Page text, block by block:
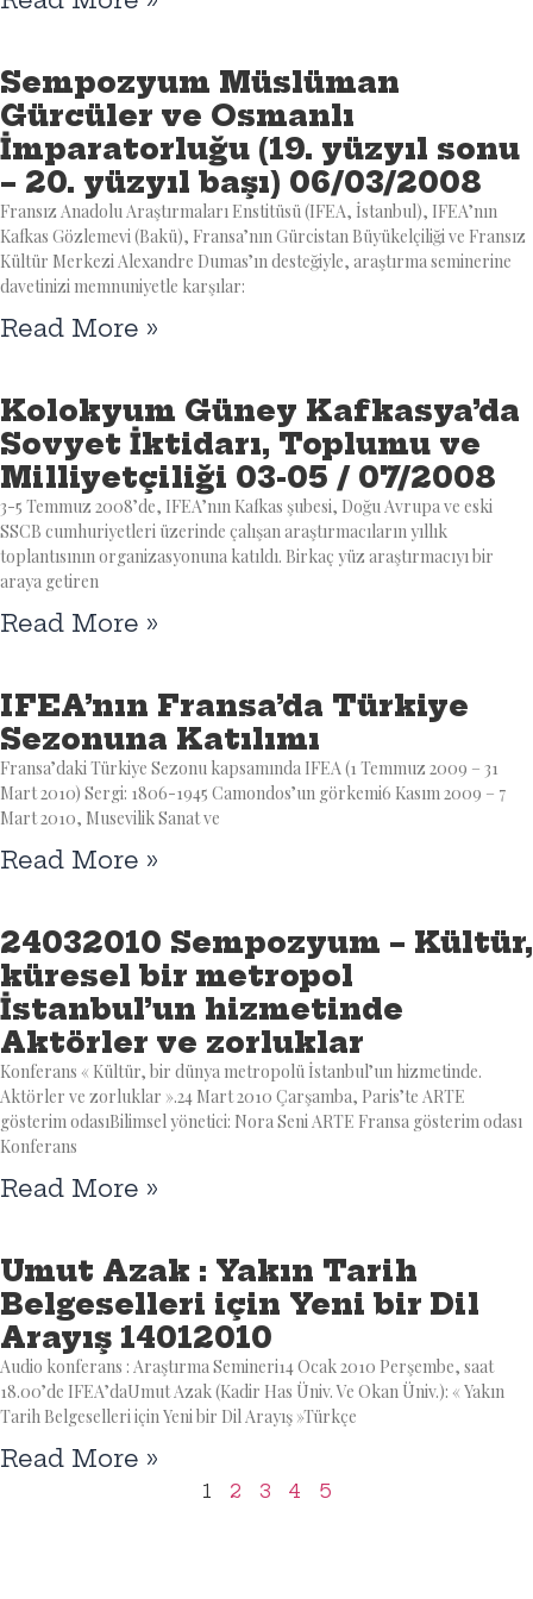
Sempozyum Müslüman
Gürcüler ve Osmanlı
İmparatorluğu (19. yüzyıl sonu
– 20. yüzyıl başı) 06/03/2008
Fransız Anadolu Araştırmaları Enstitüsü (IFEA, İstanbul), IFEA’nın
Kafkas Gözlemevi (Bakü), Fransa’nın Gürcistan Büyükelçiliği ve Fransız
Kültür Merkezi Alexandre Dumas’ın desteğiyle, araştırma seminerine
davetinizi memnuniyetle karşılar:
Read More »
Kolokyum Güney Kafkasya’da
Sovyet İktidarı, Toplumu ve
Milliyetçiliği 03-05 / 07/2008
3-5 Temmuz 2008’de, IFEA’nın Kafkas şubesi, Doğu Avrupa ve eski
SSCB cumhuriyetleri üzerinde çalışan araştırmacıların yıllık
toplantısının organizasyonuna katıldı. Birkaç yüz araştırmacıyı bir
araya getiren
Read More »
IFEA’nın Fransa’da Türkiye
Sezonuna Katılımı
Fransa’daki Türkiye Sezonu kapsamında IFEA (1 Temmuz 2009 – 31
Mart 2010) Sergi: 1806-1945 Camondos’un görkemi6 Kasım 2009 – 7
Mart 2010, Musevilik Sanat ve
Read More »
24032010 Sempozyum – Kültür,
küresel bir metropol
İstanbul’un hizmetinde
Aktörler ve zorluklar
Konferans « Kültür, bir dünya metropolü İstanbul’un hizmetinde.
Aktörler ve zorluklar ».24 Mart 2010 Çarşamba, Paris’te ARTE
gösterim odasıBilimsel yönetici: Nora Seni ARTE Fransa gösterim odası
Konferans
Read More »
Umut Azak : Yakın Tarih
Belgeselleri için Yeni bir Dil
Arayış 14012010
Audio konferans : Araştırma Semineri14 Ocak 2010 Perşembe, saat
18.00’de IFEA’daUmut Azak (Kadir Has Üniv. Ve Okan Üniv.): « Yakın
Tarih Belgeselleri için Yeni bir Dil Arayış »Türkçe
Read More »
1 2 3 4 5